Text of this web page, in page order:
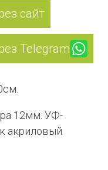
сайт
Telegram
12мм. УФ-
акриловый